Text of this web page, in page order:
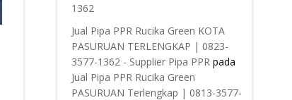
1362
Jual Pipa PPR Rucika Green KOTA
PASURUAN TERLENGKAP | 0823-
3577-1362 - Supplier Pipa PPRpada
Jual Pipa PPR Rucika Green
PASURUAN Terlengkap | 0813-3577-